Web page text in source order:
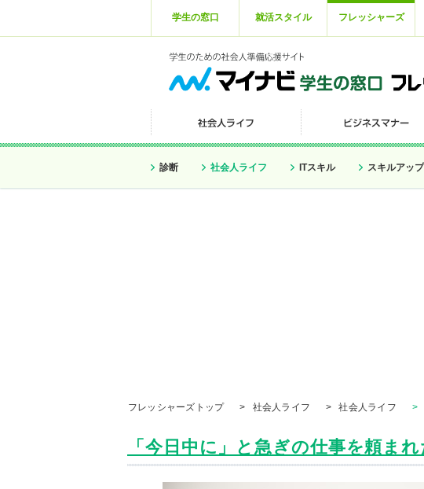
学生の窓口 就活スタイル フレッシャーズ
診断 社会人ライフ ITスキル スキルアップ
フレッシャーズトップ > 社会人ライフ > 社会人ライフ >
「今日中に」と急ぎの仕事を頼ま